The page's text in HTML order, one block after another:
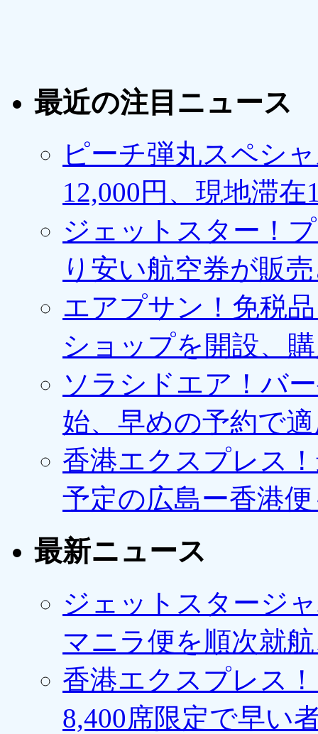
最近の注目ニュース
ピーチ弾丸スペシ
12,000円、現地滞
ジェットスター！
り安い航空券が販
エアプサン！免税
ショップを開設、
ソラシドエア！バ
始、早めの予約で
香港エクスプレス
予定の広島ー香港
最新ニュース
ジェットスタージ
マニラ便を順次就
香港エクスプレス
8,400席限定で早い